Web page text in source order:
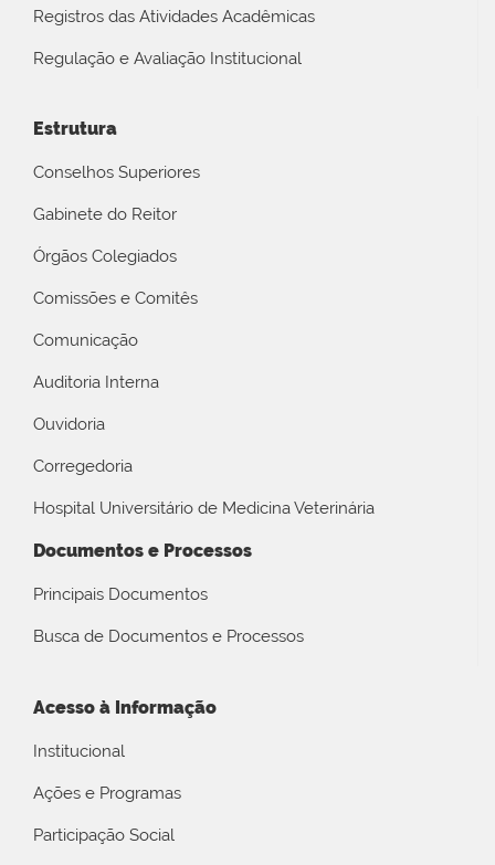
Registros das Atividades Acadêmicas
Regulação e Avaliação Institucional
Estrutura
Conselhos Superiores
Gabinete do Reitor
Órgãos Colegiados
Comissões e Comitês
Comunicação
Auditoria Interna
Ouvidoria
Corregedoria
Hospital Universitário de Medicina Veterinária
Documentos e Processos
Principais Documentos
Busca de Documentos e Processos
Acesso à Informação
Institucional
Ações e Programas
Participação Social